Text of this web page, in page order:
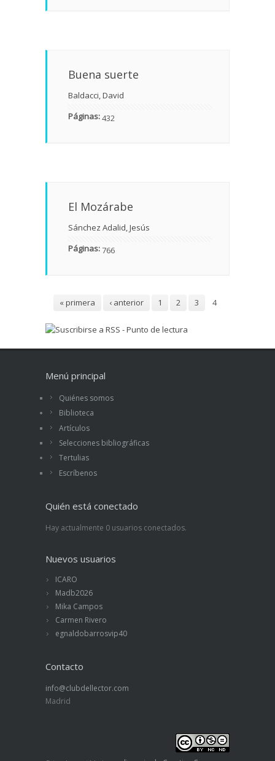
Buena suerte
Baldacci, David
Páginas:432
El Mozárabe
Sánchez Adalid, Jesús
Páginas:766
Páginas
« primera ‹ anterior 1 2 3 4
Menú principal
Quiénes somos
Biblioteca
Artículos
Selecciones bibliográficas
Tertulias
Escríbenos
Quién está conectado
Hay actualmente 0 usuarios conectados.
Nuevos usuarios
ICARO
Madb2026
Mika Campos
Carmen Rivero
egnaldobarrosvip40
Contacto
info@clubdellector.com
Madrid